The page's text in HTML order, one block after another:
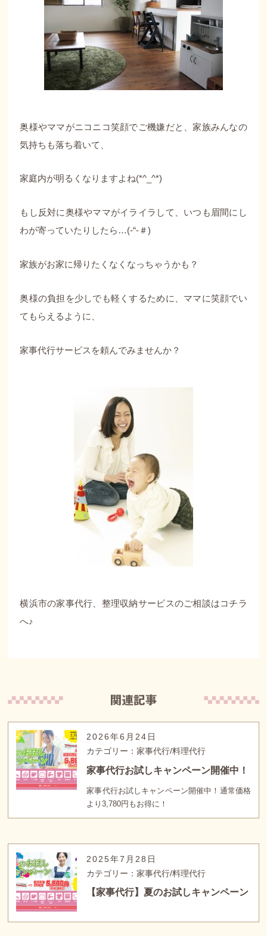
奥様やママがニコニコ笑顔でご機嫌だと、家族みんなの
気持ちも落ち着いて、
家庭内が明るくなりますよね(*^_^*)
もし反対に奥様やママがイライラして、いつも眉間にし
わが寄っていたりしたら…(-“-＃)
家族がお家に帰りたくなくなっちゃうかも？
奥様の負担を少しでも軽くするために、ママに笑顔でい
てもらえるように、
家事代行サービスを頼んでみませんか？
横浜市の家事代行、整理収納サービスのご相談はコチラ
へ♪
2026年6月24日
カテゴリー：家事代行/料理代行
家事代行お試しキャンペーン開催中！
家事代行お試しキャンペーン開催中！通常価格
より3,780円もお得に！
2025年7月28日
カテゴリー：家事代行/料理代行
【家事代行】夏のお試しキャンペーン